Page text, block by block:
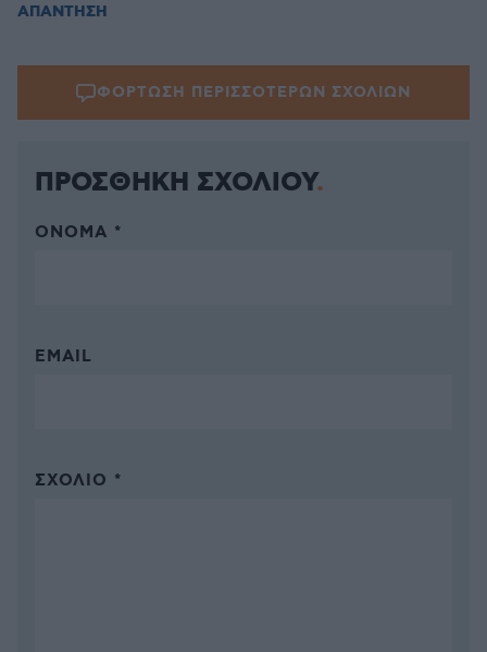
ΑΠΑΝΤΗΣΗ
ΦΟΡΤΩΣΗ ΠΕΡΙΣΣΟΤΕΡΩΝ ΣΧΟΛΙΩΝ
ΠΡΟΣΘΗΚΗ ΣΧΟΛΙΟΥ
ΌΝΟΜΑ *
EMAIL
ΣΧΌΛΙΟ *